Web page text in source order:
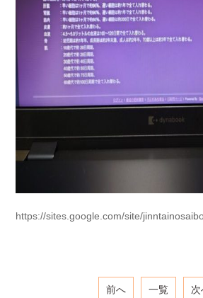
https://sites.google.com/site/
前へ 一覧